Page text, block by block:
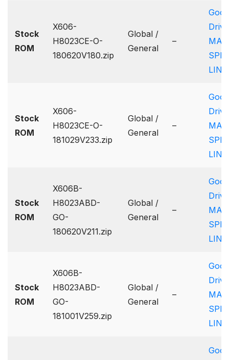
Stock
ROM
X606-
H8023CE-O-
180620V180.zip
Global /
General
–
Drive
MAX
LINK
Stock
ROM
X606-
H8023CE-O-
181029V233.zip
Global /
General
–
Drive
MAX
LINK
Stock
ROM
X606B-
H8023ABD-
GO-
180620V211.zip
Global /
General
–
Drive
MAX
LINK
Stock
ROM
X606B-
H8023ABD-
GO-
181001V259.zip
Global /
General
–
Drive
MAX
LINK